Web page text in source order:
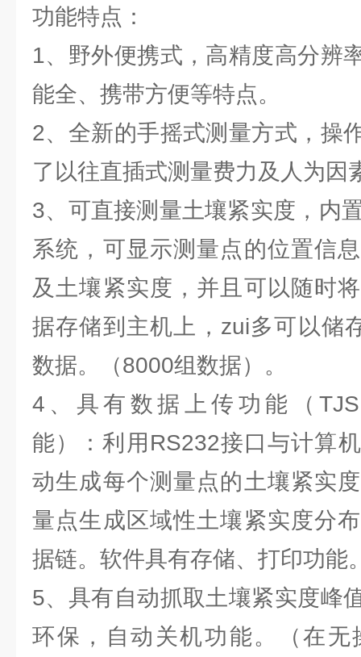
功能特点：
1、野外便携式，高精度高分辨
能全、携带方便等特点。
2、全新的手摇式测量方式，操
了以往直插式测量费力及人为因
3、可直接测量土壤紧实度，内
系统，可显示测量点的位置信
及土壤紧实度，并且可以随时
据存储到主机上，zui多可以储
数据。（8000组数据）。
4、具有数据上传功能（
能）：利用RS232接口与计算
动生成每个测量点的土壤紧实
量点生成区域性土壤紧实度分
据链。软件具有存储、打印功能
5、具有自动抓取土壤紧实度峰
环保，自动关机功能。（在无